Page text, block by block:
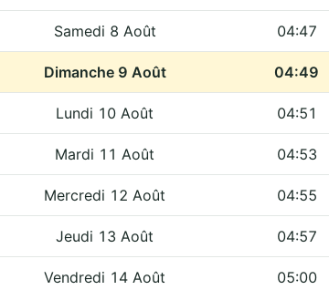
Samedi 8 Août 04:47
Dimanche 9 Août 04:49
Lundi 10 Août 04:51
Mardi 11 Août 04:53
Mercredi 12 Août 04:55
Jeudi 13 Août 04:57
Vendredi 14 Août 05:00